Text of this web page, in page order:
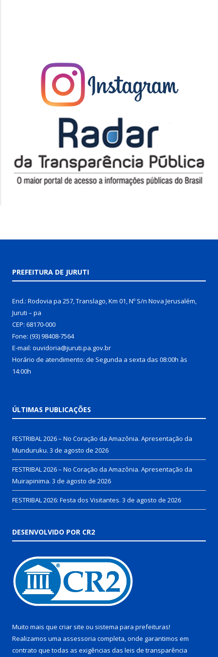
PREFEITURA DE JURUTI
End.: Rodovia pa 257, Translago, Km 01, Nº S/n Nova Jerusalém,
Juruti – pa
CEP: 68170-000
Fone: (93) 98408-7564
E-mail: ouvidoria@juruti.pa.gov.br
Horário de atendimento: de Segunda a sexta das 08:00h às
14:00h
ÚLTIMAS PUBLICAÇÕES
FESTRIBAL 2026 – No Coração da Amazônia. Apresentação da
Munduruku. 3 de agosto de 2026
FESTRIBAL 2026 – No Coração da Amazônia. Apresentação da
Muirapinima. 3 de agosto de 2026
FESTRIBAL 2026: Festa dos Visitantes. 3 de agosto de 2026
DESENVOLVIDO POR CR2
Muito mais que criar site ou sistema para prefeituras!
Realizamos uma assessoria completa, onde garantimos em
contrato que todas as exigências das leis de transparência